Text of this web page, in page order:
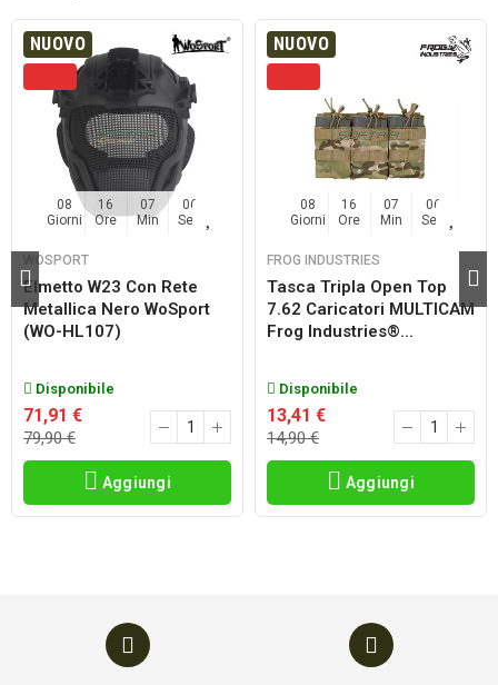
NUOVO
08
Giorni
16
Ore
07
Min
06
Sec
WOSPORT
Elmetto W23 Con Rete
Metallica Nero WoSport
(WO-HL107)
Disponibile
71,91 €
79,90 €
Aggiungi
NUOVO
08
Giorni
16
Ore
07
Min
06
Sec
FROG INDUSTRIES
Tasca Tripla Open Top
7.62 Caricatori MULTICAM
Frog Industries®...
Disponibile
13,41 €
14,90 €
Aggiungi